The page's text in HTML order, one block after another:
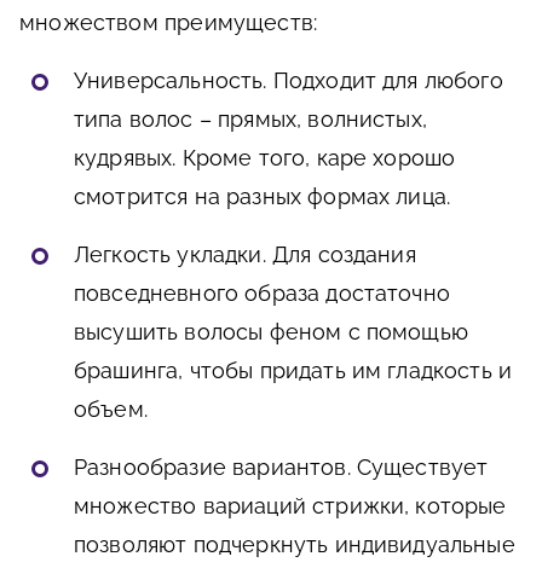
множеством преимуществ:
Универсальность. Подходит для любого
типа волос – прямых, волнистых,
кудрявых. Кроме того, каре хорошо
смотрится на разных формах лица.
Легкость укладки. Для создания
повседневного образа достаточно
высушить волосы феном с помощью
брашинга, чтобы придать им гладкость и
объем.
Разнообразие вариантов. Существует
множество вариаций стрижки, которые
позволяют подчеркнуть индивидуальные